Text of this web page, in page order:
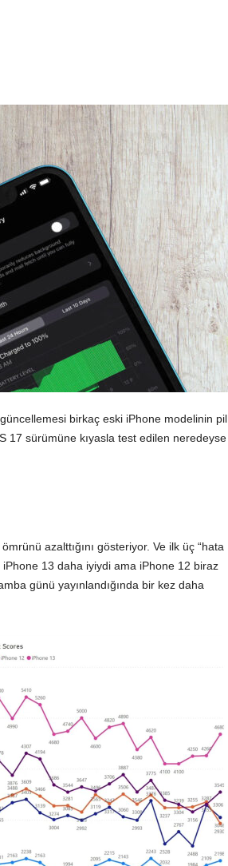
birkaç eski iPhone modelinin pil
17 sürümüne kıyasla test edilen neredeyse
azalttığını gösteriyor. Ve ilk üç “hata
iPhone 13 daha iyiydi ama iPhone 12 biraz
günü yayınlandığında bir kez daha